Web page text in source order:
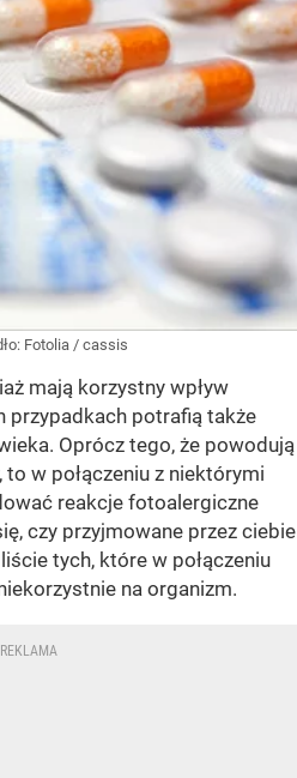
Fotolia / cassis
mają korzystny wpływ
przypadkach potrafią także
Oprócz tego, że powodują
to w połączeniu z niektórymi
reakcje fotoalergiczne
czy przyjmowane przez ciebie
tych, które w połączeniu
na organizm.